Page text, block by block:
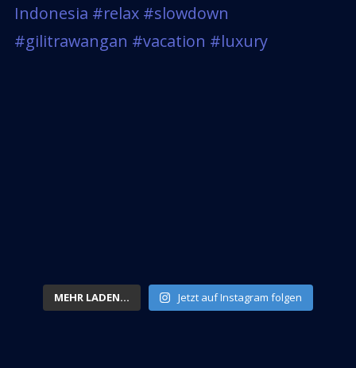
MEHR LADEN... Jetzt auf Instagram folgen